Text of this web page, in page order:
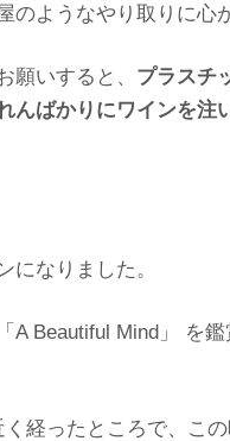
のようなやり取りに心
願いすると、 プラスチ
んばかりにワインを注
になりました。
A Beautiful Mind」 を鑑
く経ったところで、こ